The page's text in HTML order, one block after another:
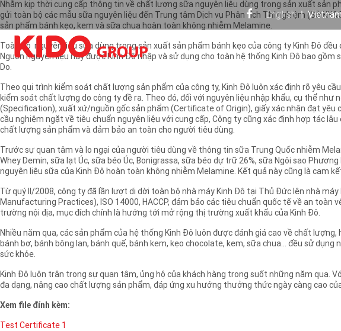
English
Nhằm kịp thời cung cấp thông tin về chất lượng sữa nguyên liệu dùng trong sản xuất sản
gửi toàn bộ các mẫu sữa nguyên liệu đến Trung tâm Dịch vụ Phân tích Thí nghiệm (Sở
sản phẩm bánh kẹo, kem và sữa chua hoàn toàn không nhiễm Melamine.
Toàn bộ nguyên liệu sữa dùng trong sản xuất sản phẩm bánh kẹo của công ty Kinh Đô
Nguồn nguyên liệu này được Kinh Đô nhập và sử dụng cho toàn hệ thống Kinh Đô bao gồm
Do.
Theo qui trình kiểm soát chất lượng sản phẩm của công ty, Kinh Đô luôn xác định rõ yêu
kiểm soát chất lượng do công ty đề ra. Theo đó, đối với nguyên liệu nhập khẩu, cụ thể
(Specification), xuất xứ/nguồn gốc sản phẩm (Certificate of Origin), giấy xác nhận đạt yêu
cầu nghiệm ngặt về tiêu chuẩn nguyên liệu với cung cấp, Công ty cũng xác định hợp tác
chất lượng sản phẩm và đảm bảo an toàn cho người tiêu dùng.
Trước sự quan tâm và lo ngại của người tiêu dùng về thông tin sữa Trung Quốc nhiễm
Whey Demin, sữa lạt Úc, sữa béo Úc, Bonigrassa, sữa béo dự trữ 26%, sữa Ngôi sao
nguyên liệu sữa của Kinh Đô hoàn toàn không nhiễm Melamine. Kết quả này cũng là cam
Từ quý II/2008, công ty đã lần lượt di dời toàn bộ nhà máy Kinh Đô tại Thủ Đức lên nhà
Manufacturing Practices), ISO 14000, HACCP, đảm bảo các tiêu chuẩn quốc tế về an
trường nội địa, mục đích chính là hướng tới mở rộng thị trường xuất khẩu của Kinh Đô.
Nhiều năm qua, các sản phẩm của hệ thống Kinh Đô luôn được đánh giá cao về chất
bánh bơ, bánh bông lan, bánh quế, bánh kem, kẹo chocolate, kem, sữa chua... đều sử
sức khỏe.
Kinh Đô luôn trân trọng sự quan tâm, ủng hộ của khách hàng trong suốt những năm qua.
đa dạng, nâng cao chất lượng sản phẩm, đáp ứng xu hướng thưởng thức ngày càng cao
Xem file đính kèm:
Test Certificate 1